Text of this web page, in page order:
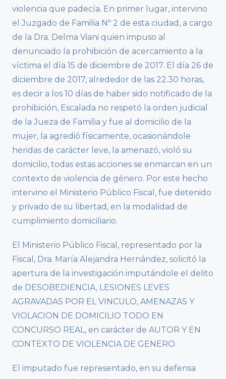
violencia que padecía. En primer lugar, intervino
el Juzgado de Familia Nº 2 de esta ciudad, a cargo
de la Dra. Delma Viani quien impuso al
denunciado la prohibición de acercamiento a la
víctima el día 15 de diciembre de 2017. El día 26 de
diciembre de 2017, alrededor de las 22.30 horas,
es decir a los 10 días de haber sido notificado de la
prohibición, Escalada no respetó la orden judicial
de la Jueza de Familia y fue al domicilio de la
mujer, la agredió físicamente, ocasionándole
heridas de carácter leve, la amenazó, violó su
domicilio, todas estas acciones se enmarcan en un
contexto de violencia de género. Por este hecho
intervino el Ministerio Público Fiscal, fue detenido
y privado de su libertad, en la modalidad de
cumplimiento domiciliario.
El Ministerio Público Fiscal, representado por la
Fiscal, Dra. María Alejandra Hernández, solicitó la
apertura de la investigación imputándole el delito
de DESOBEDIENCIA, LESIONES LEVES
AGRAVADAS POR EL VINCULO, AMENAZAS Y
VIOLACION DE DOMICILIO TODO EN
CONCURSO REAL, en carácter de AUTOR Y EN
CONTEXTO DE VIOLENCIA DE GENERO.
El imputado fue representado, en su defensa